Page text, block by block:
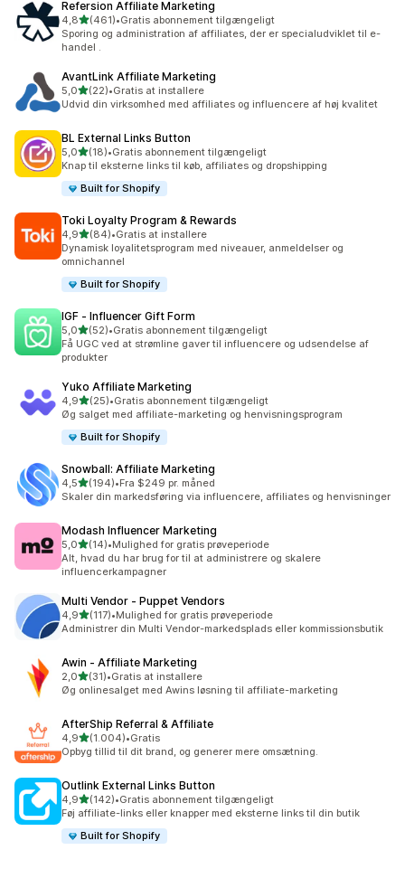
Refersion Affiliate Marketing
4,8ud af 5 stjerner
(461)
461 anmeldelser i alt
•Gratis abonnement tilgængeligt
Sporing og administration af affiliates, der er specialudviklet til e-
handel .
AvantLink Affiliate Marketing
5,0ud af 5 stjerner
(22)
22 anmeldelser i alt
•Gratis at installere
Udvid din virksomhed med affiliates og influencere af høj kvalitet
BL External Links Button
5,0ud af 5 stjerner
(18)
18 anmeldelser i alt
•Gratis abonnement tilgængeligt
Knap til eksterne links til køb, affiliates og dropshipping
Built for Shopify
Toki Loyalty Program & Rewards
4,9ud af 5 stjerner
(84)
84 anmeldelser i alt
•Gratis at installere
Dynamisk loyalitetsprogram med niveauer, anmeldelser og
omnichannel
Built for Shopify
IGF ‑ Influencer Gift Form
5,0ud af 5 stjerner
(52)
52 anmeldelser i alt
•Gratis abonnement tilgængeligt
Få UGC ved at strømline gaver til influencere og udsendelse af
produkter
Yuko Affiliate Marketing
4,9ud af 5 stjerner
(25)
25 anmeldelser i alt
•Gratis abonnement tilgængeligt
Øg salget med affiliate-marketing og henvisningsprogram
Built for Shopify
Snowball: Affiliate Marketing
4,5ud af 5 stjerner
(194)
194 anmeldelser i alt
•Fra $249 pr. måned
Skaler din markedsføring via influencere, affiliates og henvisninger
Modash Influencer Marketing
5,0ud af 5 stjerner
(14)
14 anmeldelser i alt
•Mulighed for gratis prøveperiode
Alt, hvad du har brug for til at administrere og skalere
influencerkampagner
Multi Vendor ‑ Puppet Vendors
4,9ud af 5 stjerner
(117)
117 anmeldelser i alt
•Mulighed for gratis prøveperiode
Administrer din Multi Vendor-markedsplads eller kommissionsbutik
Awin ‑ Affiliate Marketing
2,0ud af 5 stjerner
(31)
31 anmeldelser i alt
•Gratis at installere
Øg onlinesalget med Awins løsning til affiliate-marketing
AfterShip Referral & Affiliate
4,9ud af 5 stjerner
(1.004)
1004 anmeldelser i alt
•Gratis
Opbyg tillid til dit brand, og generer mere omsætning.
Outlink External Links Button
4,9ud af 5 stjerner
(142)
142 anmeldelser i alt
•Gratis abonnement tilgængeligt
Føj affiliate-links eller knapper med eksterne links til din butik
Built for Shopify